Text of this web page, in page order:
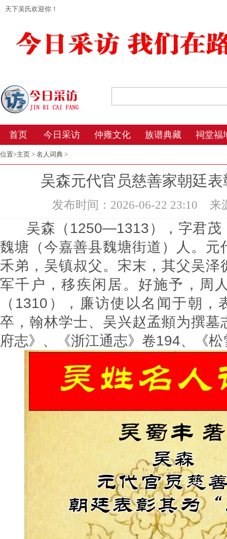
天下吴氏欢迎你！
首页 今日采访 仲雍文化 族谱典藏 祠堂福
位置>主页 > 名人词典 >
吴森元代官员慈善家朝廷表
发布时间：2026-06-22 23:10 来
吴森（1250—1313），字君茂
魏塘（今嘉善县魏塘街道）人。元
禾弟，吴镇叔父。宋末，其父吴泽
军千户，移疾闲居。好施予，周
（1310），廉访使以名闻于朝，
卒，翰林学士、吴兴赵孟頫为撰墓
府志》、《浙江通志》卷194、《